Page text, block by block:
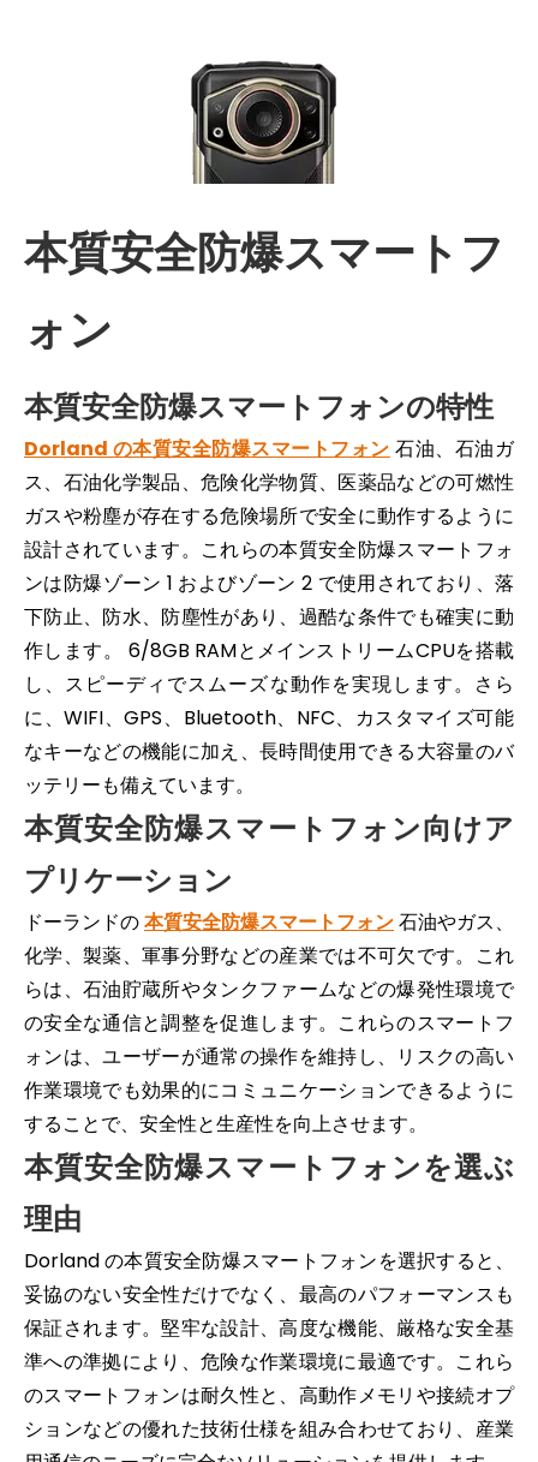
2026-05-11
危険場所用の熱画像スマートフォン: 通信を超えた検査用途
ATEX サーマルスマートフォンで産業安全を最新化します
2026-05-13
本質安全バーコード スキャナーが危険区域でのメンテナンス ワークフローをどのように改善するか
本質安全防爆バーコードスキャナーを使用して、危険エ
本質安全防爆スマートフ
ォン
本質安全防爆スマートフォンの特性
Dorland の本質安全防爆スマートフォン 石油、石油ガ
ス、石油化学製品、危険化学物質、医薬品などの可燃性
ガスや粉塵が存在する危険場所で安全に動作するように
設計されています。これらの本質安全防爆スマートフォ
ンは防爆ゾーン 1 およびゾーン 2 で使用されており、落
下防止、防水、防塵性があり、過酷な条件でも確実に動
作します。 6/8GB RAMとメインストリームCPUを搭載
し、スピーディでスムーズな動作を実現します。さら
に、WIFI、GPS、Bluetooth、NFC、カスタマイズ可能
なキーなどの機能に加え、長時間使用できる大容量のバ
ッテリーも備えています。
本質安全防爆スマートフォン向けア
プリケーション
ドーランドの本質安全防爆スマートフォン石油やガス、
化学、製薬、軍事分野などの産業では不可欠です。これ
らは、石油貯蔵所やタンクファームなどの爆発性環境で
の安全な通信と調整を促進します。これらのスマートフ
ォンは、ユーザーが通常の操作を維持し、リスクの高い
作業環境でも効果的にコミュニケーションできるように
することで、安全性と生産性を向上させます。
本質安全防爆スマートフォンを選ぶ
理由
Dorland の本質安全防爆スマートフォンを選択すると、
妥協のない安全性だけでなく、最高のパフォーマンスも
保証されます。堅牢な設計、高度な機能、厳格な安全基
準への準拠により、危険な作業環境に最適です。これら
のスマートフォンは耐久性と、高動作メモリや接続オプ
ションなどの優れた技術仕様を組み合わせており、産業